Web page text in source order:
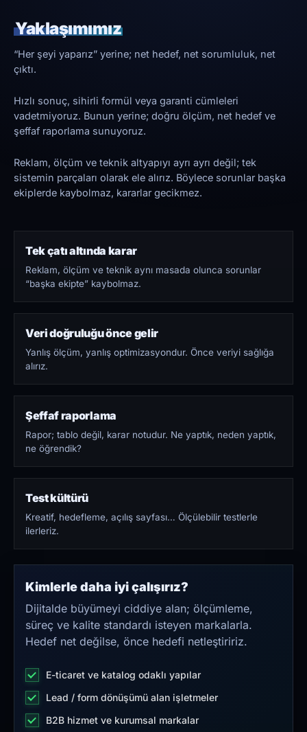
Yaklaşımımız
“Her şeyi yaparız” yerine; net hedef, net sorumluluk, net
çıktı.
Hızlı sonuç, sihirli formül veya garanti cümleleri
vadetmiyoruz. Bunun yerine; doğru ölçüm, net hedef ve
şeffaf raporlama sunuyoruz.
Reklam, ölçüm ve teknik altyapıyı ayrı ayrı değil; tek
sistemin parçaları olarak ele alırız. Böylece sorunlar başka
ekiplerde kaybolmaz, kararlar gecikmez.
Tek çatı altında karar
Reklam, ölçüm ve teknik aynı masada olunca sorunlar
“başka ekipte” kaybolmaz.
Veri doğruluğu önce gelir
Yanlış ölçüm, yanlış optimizasyondur. Önce veriyi sağlığa
alırız.
Şeffaf raporlama
Rapor; tablo değil, karar notudur. Ne yaptık, neden yaptık,
ne öğrendik?
Test kültürü
Kreatif, hedefleme, açılış sayfası… Ölçülebilir testlerle
ilerleriz.
Kimlerle daha iyi çalışırız?
Dijitalde büyümeyi ciddiye alan; ölçümleme,
süreç ve kalite standardı isteyen markalarla.
Hedef net değilse, önce hedefi netleştiririz.
E-ticaret ve katalog odaklı yapılar
Lead / form dönüşümü alan işletmeler
B2B hizmet ve kurumsal markalar